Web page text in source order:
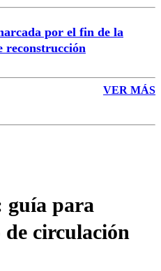
por el fin de la
reconstrucción
VER MÁS
para
circulación